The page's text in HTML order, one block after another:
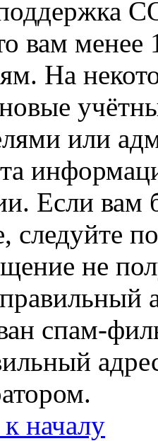
вам
На
или
Если
следуйте
не
спам-
началу